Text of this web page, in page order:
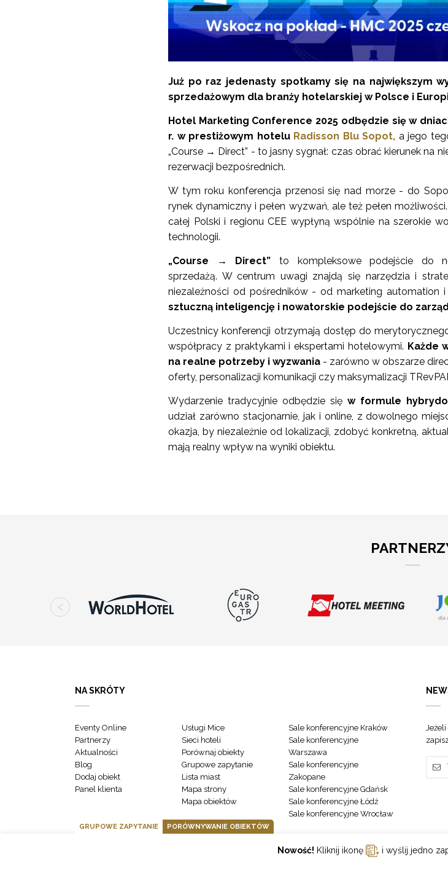
Już po raz jedenasty spotkamy się na największym
sprzedażowym dla branży hotelarskiej w Polsce i
Hotel Marketing Conference 2025 odbędzie się w
r. w prestiżowym hotelu Radisson Blu Sopot, a jego
„Course → Direct” - to jasny sygnał: czas obrać kierunek na
rezerwacji bezpośrednich.
W tym roku konferencja przenosi się nad morze - do
rynek dynamiczny i pełen wyzwań, ale też pełen
całej Polski i regionu CEE wypłyną wspólnie na szerokie
technologii.
„Course → Direct” to kompleksowe podejście do
sprzedażą. W centrum uwagi znajdą się narzędzia i
niezależności od pośredników - od marketing automation i
sztuczną inteligencję i nowatorskie podejście do
Uczestnicy konferencji otrzymają dostęp do
współpracy z praktykami i ekspertami hotelowymi. Każde
na realne potrzeby i wyzwania - zarówno w obszarze
oferty, personalizacji komunikacji czy maksymalizacji
Wydarzenie tradycyjnie odbędzie się w formule
udział zarówno stacjonarnie, jak i online, z dowolnego
okazja, by niezależnie od lokalizacji, zdobyć konkretną,
mają realny wpływ na wyniki obiektu.
NA SKRÓTY
Eventy Online
Partnerzy
Aktualności
Blog
Dodaj obiekt
Panel klienta
Usługi Mice
Sieci hoteli
Porównaj obiekty
Grupowe zapytanie
Lista miast
Mapa strony
Mapa obiektów
Sale konferencyjne Kraków
Sale konferencyjne
Warszawa
Sale konferencyjne
Zakopane
Sale konferencyjne Gdańsk
Sale konferencyjne Łódź
Sale konferencyjne Wrocław
GRUPOWE ZAPYTANIE PORÓWNYWANIE OBIEKTÓW
Nowość! Kliknij ikonę i wyślij jedno